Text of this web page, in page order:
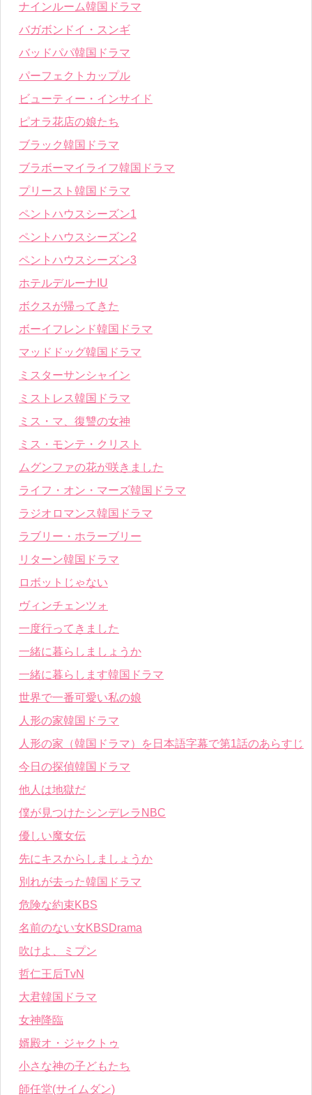
ナインルーム韓国ドラマ
バガボンドイ・スンギ
バッドパパ韓国ドラマ
パーフェクトカップル
ビューティー・インサイド
ピオラ花店の娘たち
ブラック韓国ドラマ
ブラボーマイライフ韓国ドラマ
プリースト韓国ドラマ
ペントハウスシーズン1
ペントハウスシーズン2
ペントハウスシーズン3
ホテルデルーナIU
ボクスが帰ってきた
ボーイフレンド韓国ドラマ
マッドドッグ韓国ドラマ
ミスターサンシャイン
ミストレス韓国ドラマ
ミス・マ、復讐の女神
ミス・モンテ・クリスト
ムグンファの花が咲きました
ライフ・オン・マーズ韓国ドラマ
ラジオロマンス韓国ドラマ
ラブリー・ホラーブリー
リターン韓国ドラマ
ロボットじゃない
ヴィンチェンツォ
一度行ってきました
一緒に暮らしましょうか
一緒に暮らします韓国ドラマ
世界で一番可愛い私の娘
人形の家韓国ドラマ
人形の家（韓国ドラマ）を日本語字幕で第1話のあらすじ
今日の探偵韓国ドラマ
他人は地獄だ
僕が見つけたシンデレラNBC
優しい魔女伝
先にキスからしましょうか
別れが去った韓国ドラマ
危険な約束KBS
名前のない女KBSDrama
吹けよ、ミプン
哲仁王后TvN
大君韓国ドラマ
女神降臨
婿殿オ・ジャクトゥ
小さな神の子どもたち
師任堂(サイムダン)